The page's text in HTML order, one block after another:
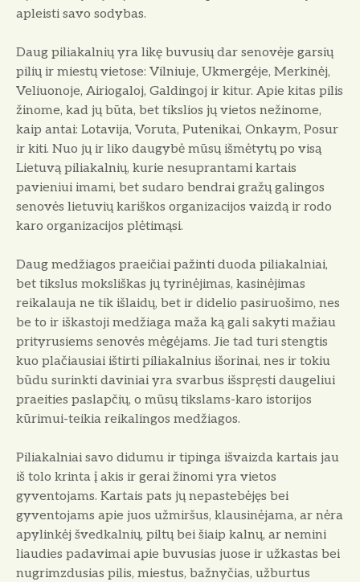
apleisti savo sodybas.
Daug piliakalnių yra likę buvusių dar senovėje garsių
pilių ir miestų vietose: Vilniuje, Ukmergėje, Merkinėj,
Veliuonoje, Airiogaloj, Galdingoj ir kitur. Apie kitas pilis
žinome, kad jų būta, bet tikslios jų vietos nežinome,
kaip antai: Lotavija, Voruta, Putenikai, Onkaym, Posur
ir kiti. Nuo jų ir liko daugybė mūsų išmėtytų po visą
Lietuvą piliakalnių, kurie nesuprantami kartais
pavieniui imami, bet sudaro bendrai gražų galingos
senovės lietuvių kariškos organizacijos vaizdą ir rodo
karo organizacijos plėtimąsi.
Daug medžiagos praeičiai pažinti duoda piliakalniai,
bet tikslus moksliškas jų tyrinėjimas, kasinėjimas
reikalauja ne tik išlaidų, bet ir didelio pasiruošimo, nes
be to ir iškastoji medžiaga maža ką gali sakyti mažiau
prityrusiems senovės mėgėjams. Jie tad turi stengtis
kuo plačiausiai ištirti piliakalnius išorinai, nes ir tokiu
būdu surinkti daviniai yra svarbus išspręsti daugeliui
praeities paslapčių, o mūsų tikslams-karo istorijos
kūrimui-teikia reikalingos medžiagos.
Piliakalniai savo didumu ir tipinga išvaizda kartais jau
iš tolo krinta į akis ir gerai žinomi yra vietos
gyventojams. Kartais pats jų nepastebėjęs bei
gyventojams apie juos užmiršus, klausinėjama, ar nėra
apylinkėj švedkalnių, piltų bei šiaip kalnų, ar nemini
liaudies padavimai apie buvusias juose ir užkastas bei
nugrimzdusias pilis, miestus, bažnyčias, užburtus